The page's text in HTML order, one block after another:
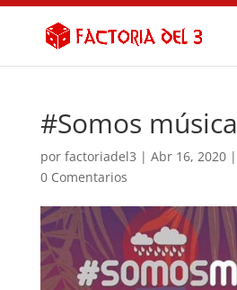
#Somos música
por factoriadel3 | Abr 16, 2020|
0 Comentarios